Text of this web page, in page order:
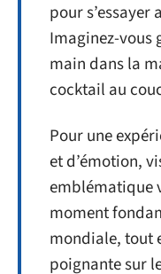
pour
Imaginez-vous
main dans la
cocktail au
Pour une
et d’émotion,
emblématique
moment
mondiale, tout
poignante sur